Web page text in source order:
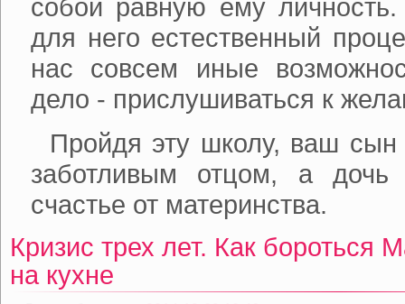
собой равную ему личность.
для него естественный
нас совсем иные
дело - прислушиваться к
Пройдя эту школу, ваш сын
заботливым отцом, а дочь
счастье от материнства.
Кризис трех лет. Как бороться
на кухне